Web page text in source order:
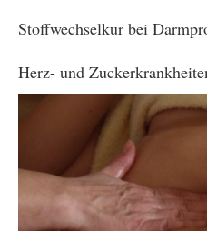
Stoffwechselkur bei
Herz- und